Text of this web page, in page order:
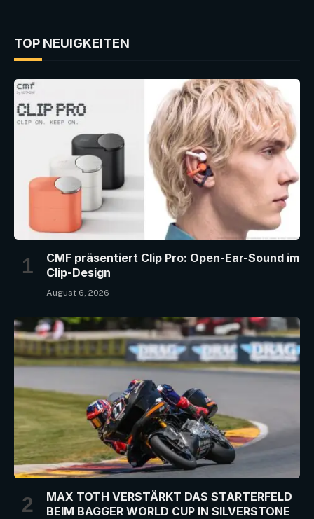
TOP NEUIGKEITEN
CMF präsentiert Clip Pro: Open-Ear-Sound im
Clip-Design
August 6, 2026
MAX TOTH VERSTÄRKT DAS STARTERFELD
BEIM BAGGER WORLD CUP IN SILVERSTONE